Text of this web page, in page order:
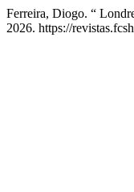
Ferreira, Diogo. “
2026. https://